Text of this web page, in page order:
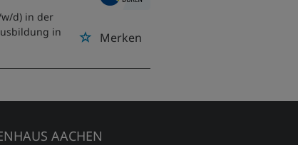
Merken
d) in der
in
AACHEN